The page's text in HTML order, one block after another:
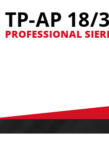
TP-AP 18/
PROFESSIONAL